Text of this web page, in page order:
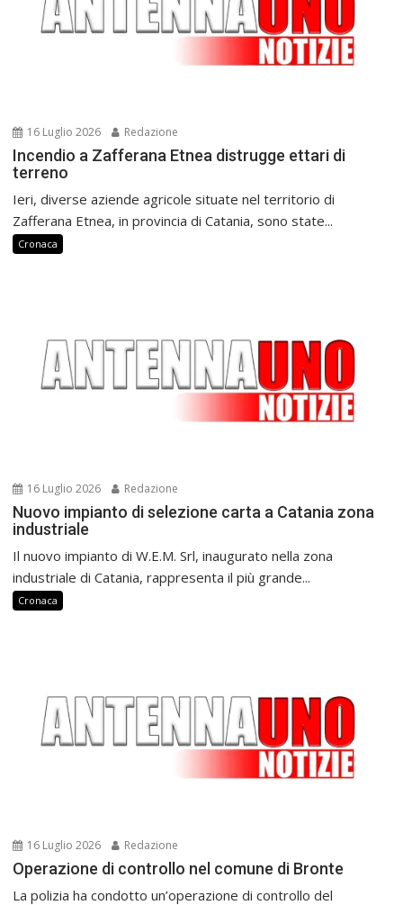
16 Luglio 2026 Redazione
Incendio a Zafferana Etnea distrugge ettari di
terreno
Ieri, diverse aziende agricole situate nel territorio di
Zafferana Etnea, in provincia di Catania, sono state...
Cronaca
16 Luglio 2026 Redazione
Nuovo impianto di selezione carta a Catania zona
industriale
Il nuovo impianto di W.E.M. Srl, inaugurato nella zona
industriale di Catania, rappresenta il più grande...
Cronaca
16 Luglio 2026 Redazione
Operazione di controllo nel comune di Bronte
La polizia ha condotto un’operazione di controllo del